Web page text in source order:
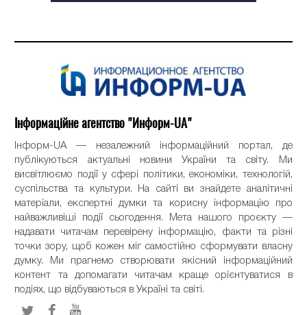
Інформаційне агентство "Информ-UA"
Інформ-UA — незалежний інформаційний портал, де
публікуються актуальні новини України та світу. Ми
висвітлюємо події у сфері політики, економіки, технологій,
суспільства та культури. На сайті ви знайдете аналітичні
матеріали, експертні думки та корисну інформацію про
найважливіші події сьогодення. Мета нашого проєкту —
надавати читачам перевірену інформацію, факти та різні
точки зору, щоб кожен міг самостійно сформувати власну
думку. Ми прагнемо створювати якісний інформаційний
контент та допомагати читачам краще орієнтуватися в
подіях, що відбуваються в Україні та світі.